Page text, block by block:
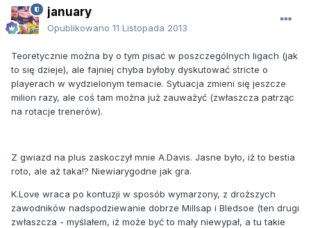
january
Opublikowano 11 Listopada 2013
Teoretycznie można by o tym pisać w poszczególnych ligach (jak
to się dzieje), ale fajniej chyba byłoby dyskutować stricte o
playerach w wydzielonym temacie. Sytuacja zmieni się jeszcze
milion razy, ale coś tam można już zauważyć (zwłaszcza patrząc
na rotacje trenerów).
Z gwiazd na plus zaskoczył mnie A.Davis. Jasne było, iż to bestia
roto, ale aż taka!? Niewiarygodne jak gra.
K.Love wraca po kontuzji w sposób wymarzony, z droższych
zawodników nadspodziewanie dobrze Millsap i Bledsoe (ten drugi
zwłaszcza - myślałem, iż może być to mały niewypał, a tu takie